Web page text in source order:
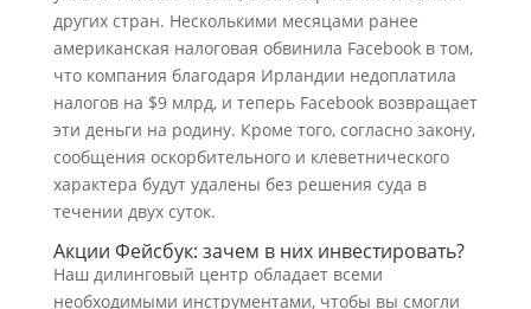
других стран. Несколькими месяцами ранее
американская налоговая обвинила Facebook в том,
что компания благодаря Ирландии недоплатила
налогов на $9 млрд, и теперь Facebook возвращает
эти деньги на родину. Кроме того, согласно закону,
сообщения оскорбительного и клеветнического
характера будут удалены без решения суда в
течении двух суток.
Акции Фейсбук: зачем в них инвестировать?
Наш дилинговый центр обладает всеми
необходимыми инструментами, чтобы вы смогли